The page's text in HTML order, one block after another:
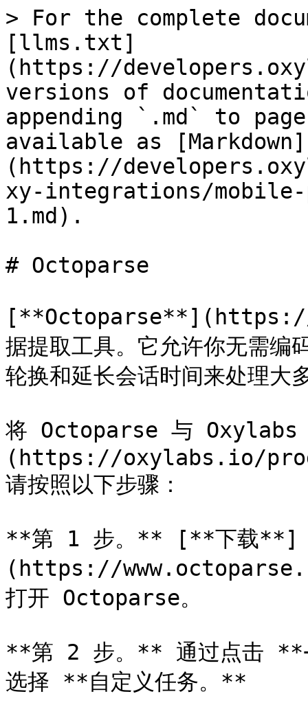
> For the complete
[llms.txt]
(https://
versions of
appending `.md` to
available as [Markdown]
(https://
xy-integrations/
1.md).
# Octoparse
[**Octoparse**](https://
据提取工具。它允许你无需
轮换和延长会话时间来处理大
将 Octoparse 与
(https://oxylabs.io/
请按照以下步骤：
**第 1 步。** [**下载**]
(https://
打开 Octoparse。
**第 2 步。** 通过点击
选择 **自定义任务。**